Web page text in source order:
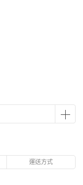
運送方式